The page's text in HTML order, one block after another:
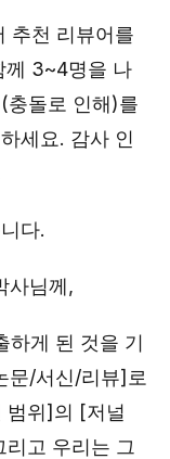
추천 리뷰어를
께 3~4명을 나
충돌로 인해)를
세요. 감사 인
다.
사님께,
게 된 것을 기
문/서신/리뷰]로
범위]의 [저널
고 우리는 그